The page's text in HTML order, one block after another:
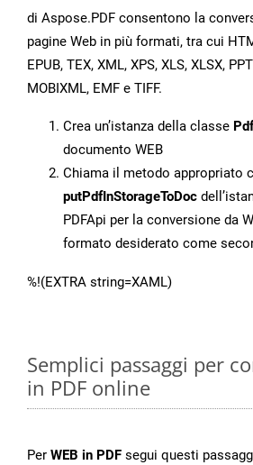
di Aspose.PDF consentono la
pagine Web in più formati, tra cui
EPUB, TEX, XML, XPS, XLS, XLSX,
MOBIXML, EMF e TIFF.
Crea un’istanza della classe
documento WEB
Chiama il metodo appropriato
putPdfInStorageToDoc
PDFApi per la conversione da
formato desiderato come
%!(EXTRA string=XAML)
Semplici passaggi per
in PDF online
Per WEB in PDF segui questi